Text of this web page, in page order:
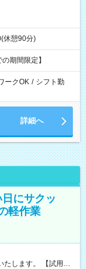
休憩90分)
期間限定】
ークOK / シフト勤
詳細へ
にサクッ
軽作業
。 【試用期